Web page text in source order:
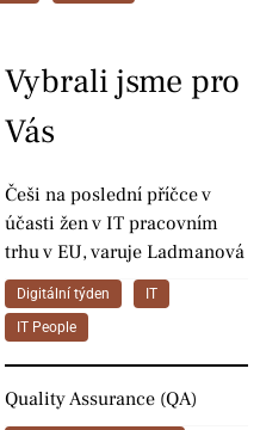
Vybrali jsme pro
Vás
Češi na poslední příčce v
účasti žen v IT pracovním
trhu v EU, varuje Ladmanová
Digitální týden
IT
IT People
Quality Assurance (QA)